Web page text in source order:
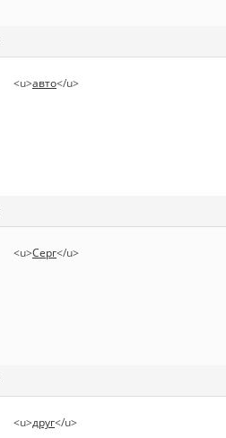
<u>авто</u>
<u>Серг</u>
<u>друг</u>